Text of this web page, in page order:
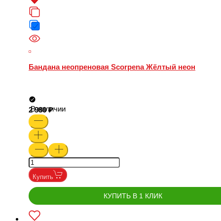
Бандана неопреновая Scorpena Жёлтый неон
В наличии
2 980
Купить
КУПИТЬ В 1 КЛИК